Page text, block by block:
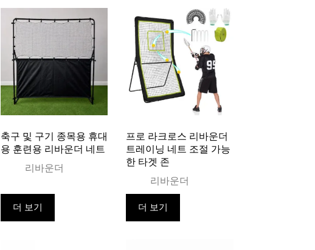
축구 및 구기 종목용 휴대
용 훈련용 리바운더 네트
리바운더
더 보기
프로 라크로스 리바운더
트레이닝 네트 조절 가능
한 타겟 존
리바운더
더 보기